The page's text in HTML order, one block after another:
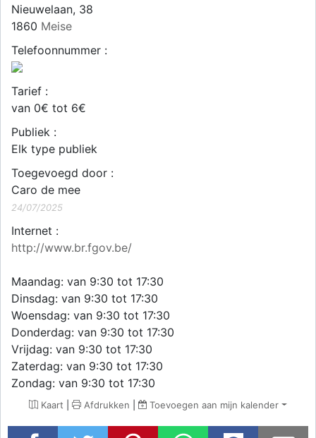
Nieuwelaan, 38
1860 Meise
Telefoonnummer :
Tarief :
van 0€ tot 6€
Publiek :
Elk type publiek
Toegevoegd door :
Caro de mee
24/07/2025
Internet :
http://www.br.fgov.be/
Maandag: van 9:30 tot 17:30
Dinsdag: van 9:30 tot 17:30
Woensdag: van 9:30 tot 17:30
Donderdag: van 9:30 tot 17:30
Vrijdag: van 9:30 tot 17:30
Zaterdag: van 9:30 tot 17:30
Zondag: van 9:30 tot 17:30
Kaart | Afdrukken | Toevoegen aan mijn kalender